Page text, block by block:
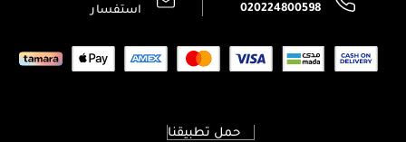
020224800598 استفسار
حمل تطبيقنا